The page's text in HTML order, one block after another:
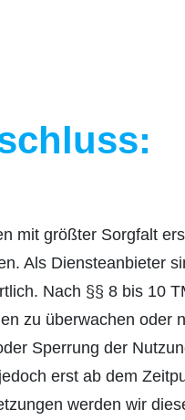
mit größter Sorgfalt
Als Diensteanbieter
Nach §§ 8 bis 10
zu überwachen oder
Sperrung der
erst ab dem
werden wir